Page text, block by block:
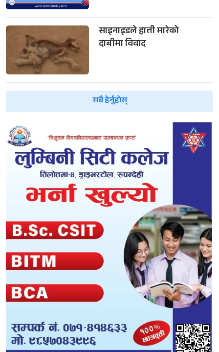
साइनाइडले हात्ती मारेको
दाबीमा विवाद
सबै हेर्नुहोस्